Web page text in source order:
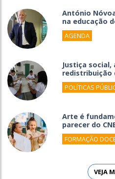
António
na educação
AGENDA
Justiça
redistribuição
POLÍTICAS
Arte é
parecer do
FORMAÇÃO
VEJA